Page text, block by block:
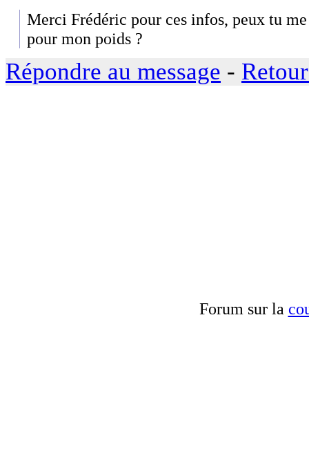
Merci Frédéric pour ces infos, peux tu
pour mon poids ?
Répondre au message -
Forum sur la